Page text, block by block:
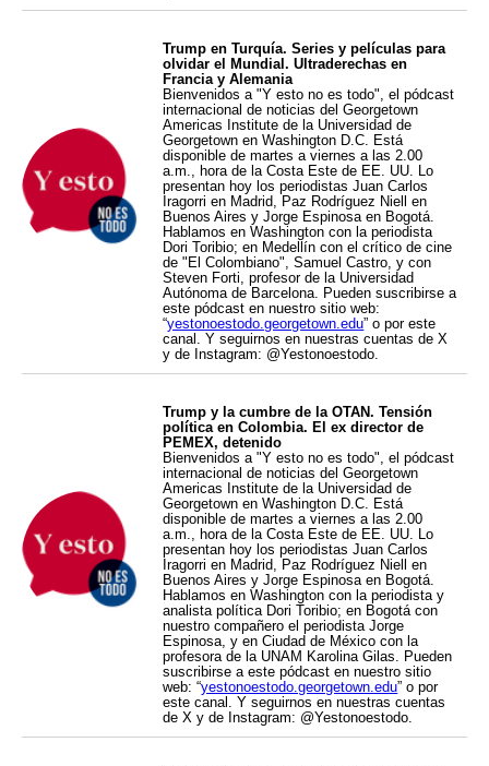
Trump en Turquía. Series y películas para
olvidar el Mundial. Ultraderechas en
Francia y Alemania
Bienvenidos a "Y esto no es todo", el pódcast
internacional de noticias del Georgetown
Americas Institute de la Universidad de
Georgetown en Washington D.C. Está
disponible de martes a viernes a las 2.00
a.m., hora de la Costa Este de EE. UU. Lo
presentan hoy los periodistas Juan Carlos
Iragorri en Madrid, Paz Rodríguez Niell en
Buenos Aires y Jorge Espinosa en Bogotá.
Hablamos en Washington con la periodista
Dori Toribio; en Medellín con el crítico de cine
de "El Colombiano", Samuel Castro, y con
Steven Forti, profesor de la Universidad
Autónoma de Barcelona. Pueden suscribirse a
este pódcast en nuestro sitio web:
“yestonoestodo.georgetown.edu” o por este
canal. Y seguirnos en nuestras cuentas de X
y de Instagram: @Yestonoestodo.
Trump y la cumbre de la OTAN. Tensión
política en Colombia. El ex director de
PEMEX, detenido
Bienvenidos a "Y esto no es todo", el pódcast
internacional de noticias del Georgetown
Americas Institute de la Universidad de
Georgetown en Washington D.C. Está
disponible de martes a viernes a las 2.00
a.m., hora de la Costa Este de EE. UU. Lo
presentan hoy los periodistas Juan Carlos
Iragorri en Madrid, Paz Rodríguez Niell en
Buenos Aires y Jorge Espinosa en Bogotá.
Hablamos en Washington con la periodista y
analista política Dori Toribio; en Bogotá con
nuestro compañero el periodista Jorge
Espinosa, y en Ciudad de México con la
profesora de la UNAM Karolina Gilas. Pueden
suscribirse a este pódcast en nuestro sitio
web: “yestonoestodo.georgetown.edu” o por
este canal. Y seguirnos en nuestras cuentas
de X y de Instagram: @Yestonoestodo.